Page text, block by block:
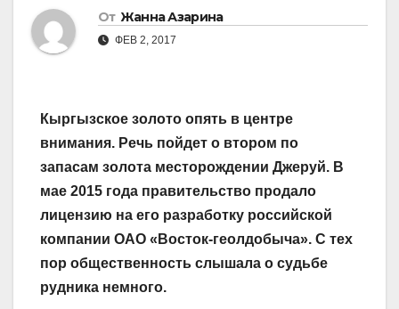
От Жанна Азарина
ФЕВ 2, 2017
Кыргызское золото опять в центре
внимания. Речь пойдет о втором по
запасам золота месторождении Джеруй. В
мае 2015 года правительство продало
лицензию на его разработку российской
компании ОАО «Восток-геолдобыча». С тех
пор общественность слышала о судьбе
рудника немного.